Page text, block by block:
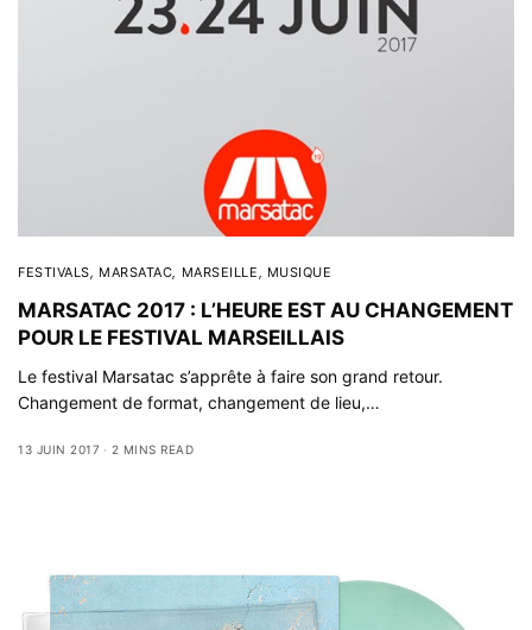
FESTIVALS, MARSATAC, MARSEILLE, MUSIQUE
MARSATAC 2017 : L’HEURE EST AU CHANGEMENT
POUR LE FESTIVAL MARSEILLAIS
Le festival Marsatac s’apprête à faire son grand retour.
Changement de format, changement de lieu,…
13 JUIN 2017 2 MINS READ